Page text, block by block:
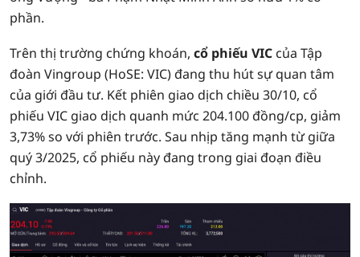
phần.
Trên thị trường chứng khoán, cổ phiếu VIC của Tập
đoàn Vingroup (HoSE: VIC) đang thu hút sự quan tâm
của giới đầu tư. Kết phiên giao dịch chiều 30/10, cổ
phiếu VIC giao dịch quanh mức 204.100 đồng/cp, giảm
3,73% so với phiên trước. Sau nhịp tăng mạnh từ giữa
quý 3/2025, cổ phiếu này đang trong giai đoạn điều
chỉnh.